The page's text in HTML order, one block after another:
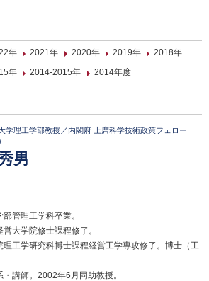
年 2021年 2020年 2019年
2018年
年 2014-2015年 2014年度
学理工学部教授／内閣府 上席科学技術政策フェロー
男
管理工学科卒業。
大学院修士課程修了。
工学研究科博士課程経営工学専攻修了。博士（工
講師。2002年6月同助教授。